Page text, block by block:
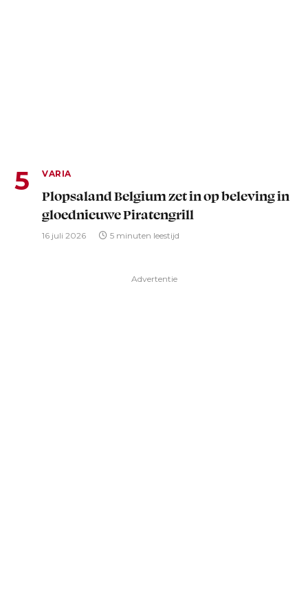
VARIA
Plopsaland Belgium zet in op beleving in
gloednieuwe Piratengrill
16 juli 2026 5 minuten leestijd
Advertentie